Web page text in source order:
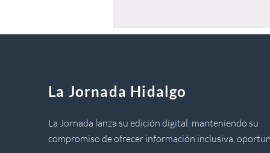
La Jornada Hidalgo
La Jornada lanza su edición digital, manteniendo su
compromiso de ofrecer información inclusiva,